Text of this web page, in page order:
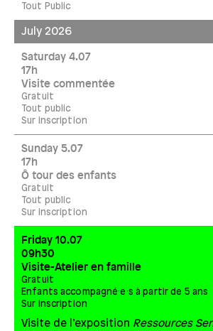
Tout Public
July 2026
Saturday 4.07
17h
Visite commentée
Gratuit
Tout public
Sur inscription
Sunday 5.07
17h
Ô tour des enfants
Gratuit
Tout public
Sur inscription
Friday 10.07
09h30
Visite-Atelier en famille
Gratuit
Enfants accompagné·e·s à partir de 5 ans
Sur inscription
Visite de l’exposition Ressources